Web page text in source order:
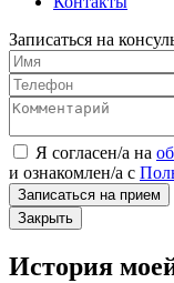
Записаться на
Я согласен/а на
и ознакомлен/а с
Записаться на прием
Закрыть
История